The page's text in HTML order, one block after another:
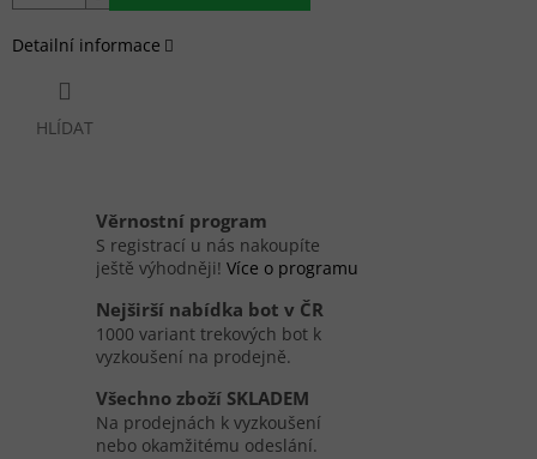
Detailní informace
HLÍDAT
Věrnostní program
S registrací u nás nakoupíte
ještě výhodněji! Více o programu
Nejširší nabídka bot v ČR
1000 variant trekových bot k
vyzkoušení na prodejně.
Všechno zboží SKLADEM
Na prodejnách k vyzkoušení
nebo okamžitému odeslání.